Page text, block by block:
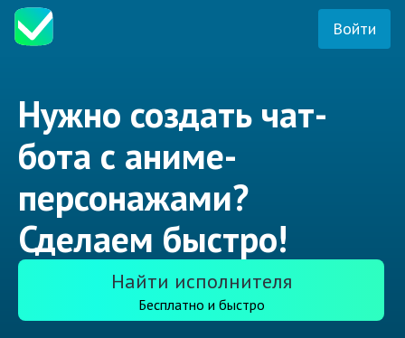
Войти
Нужно создать чат-
бота с аниме-
персонажами?
Сделаем быстро!
Найти исполнителя
Бесплатно и быстро